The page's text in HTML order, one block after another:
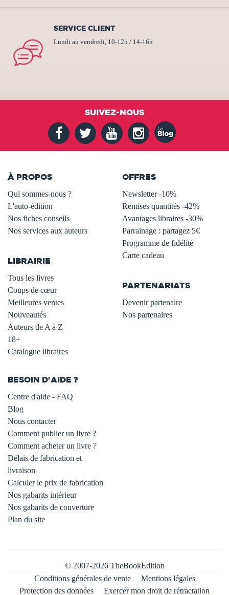
SERVICE CLIENT
Lundi au vendredi, 10-12h / 14-16h
SUIVEZ-NOUS
À PROPOS
Qui sommes-nous ?
L'auto-édition
Nos fiches conseils
Nos services aux auteurs
LIBRAIRIE
Tous les livres
Coups de cœur
Meilleures ventes
Nouveautés
Auteurs de A à Z
18+
Catalogue libraires
OFFRES
Newsletter -10%
Remises quantités -42%
Avantages libraires -30%
Parrainage : partagez 5€
Programme de fidélité
Carte cadeau
PARTENARIATS
Devenir partenaire
Nos partenaires
BESOIN D'AIDE ?
Centre d'aide - FAQ
Blog
Nous contacter
Comment publier un livre ?
Comment acheter un livre ?
Délais de fabrication et
livraison
Calculer le prix de fabrication
Nos gabarits intérieur
Nos gabarits de couverture
Plan du site
© 2007-2026 TheBookEdition
Conditions générales de vente
Mentions légales
Protection des données
Exercer mon droit de rétractation